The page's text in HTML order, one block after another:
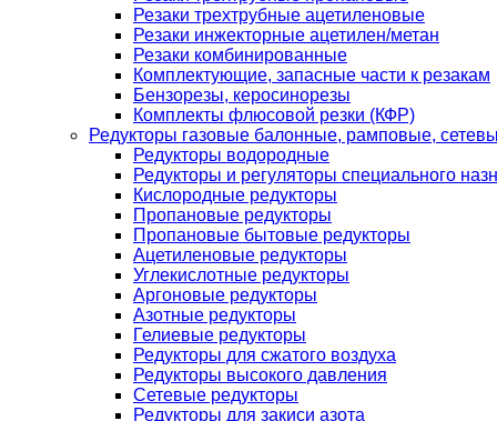
Резаки трехтрубные ацетиленовые
Резаки инжекторные ацетилен/метан
Резаки комбинированные
Комплектующие, запасные части к резакам
Бензорезы, керосинорезы
Комплекты флюсовой резки (КФР)
Редукторы газовые балонные, рамповые,
Редукторы водородные
Редукторы и регуляторы специального
Кислородные редукторы
Пропановые редукторы
Пропановые бытовые редукторы
Ацетиленовые редукторы
Углекислотные редукторы
Аргоновые редукторы
Азотные редукторы
Гелиевые редукторы
Редукторы для сжатого воздуха
Редукторы высокого давления
Сетевые редукторы
Редукторы для закиси азота